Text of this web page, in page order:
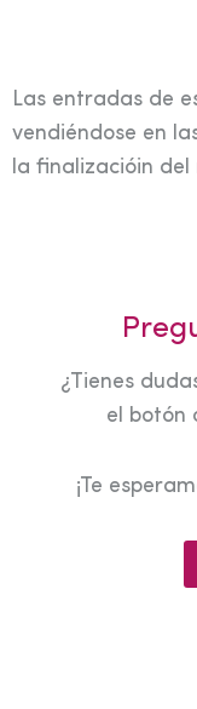
Las entradas de
vendiéndose en
la finalizacióin del
¿Tienes
el botón
¡Te